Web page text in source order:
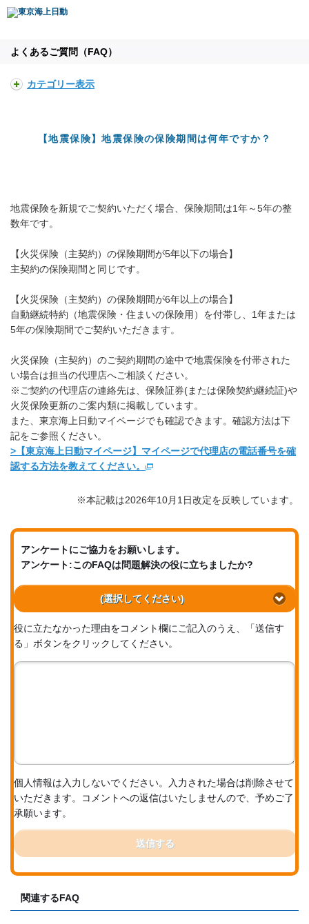
よくあるご質問（FAQ）
カテゴリー表示
【地震保険】地震保険の保険期間は何年ですか？
地震保険を新規でご契約いただく場合、保険期間は1年～5年の整
数年です。
【火災保険（主契約）の保険期間が5年以下の場合】
主契約の保険期間と同じです。
【火災保険（主契約）の保険期間が6年以上の場合】
自動継続特約（地震保険・住まいの保険用）を付帯し、1年または
5年の保険期間でご契約いただきます。
火災保険（主契約）のご契約期間の途中で地震保険を付帯された
い場合は担当の代理店へご相談ください。
※ご契約の代理店の連絡先は、保険証券(または保険契約継続証)や
火災保険更新のご案内類に掲載しています。
また、東京海上日動マイページでも確認できます。確認方法は下
記をご参照ください。
>【東京海上日動マイページ】マイページで代理店の電話番号を確
認する方法を教えてください。
※本記載は2026年10月1日改定を反映しています。
アンケートにご協力をお願いします。
アンケート:このFAQは問題解決の役に立ちましたか?
(選択してください)
役に立たなかった理由をコメント欄にご記入のうえ、「送信す
る」ボタンをクリックしてください。
個人情報は入力しないでください。入力された場合は削除させて
いただきます。コメントへの返信はいたしませんので、予めご了
承願います。
送信する
関連するFAQ